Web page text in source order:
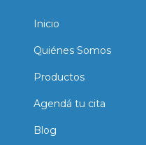
Inicio
Quiénes Somos
Productos
Agendá tu cita
Blog